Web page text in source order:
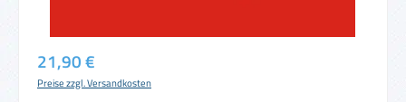
Regulärer Preis:
21,90 €
Preise zzgl. Versandkosten